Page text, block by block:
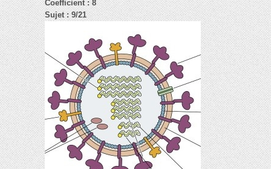
Coefficient : 8
Sujet : 9/21